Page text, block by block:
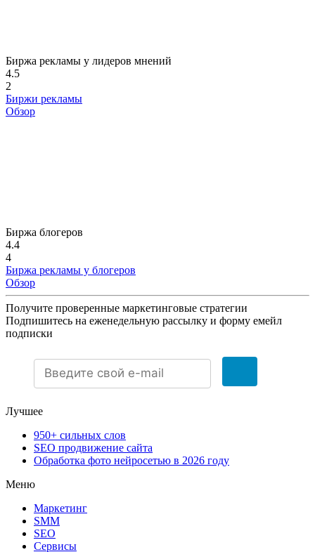
Биржа рекламы у лидеров мнений
4.5
2
Биржи рекламы
Обзор
Биржа блогеров
4.4
4
Биржа рекламы у блогеров
Обзор
Получите проверенные маркетинговые стратегии
Подпишитесь на еженедельную рассылку и форму емейл
подписки
Лучшее
950+ сильных слов
SEO продвижение сайта
Обработка фото нейросетью в 2026 году
Меню
Маркетинг
SMM
SEO
Сервисы